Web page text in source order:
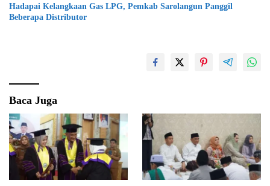
Hadapai Kelangkaan Gas LPG, Pemkab Sarolangun Panggil
Beberapa Distributor
Baca Juga